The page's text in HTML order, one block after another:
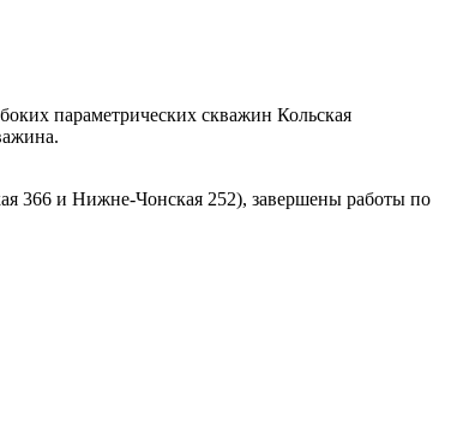
параметрических скважин Кольская
366 и Нижне-Чонская 252), завершены работы по